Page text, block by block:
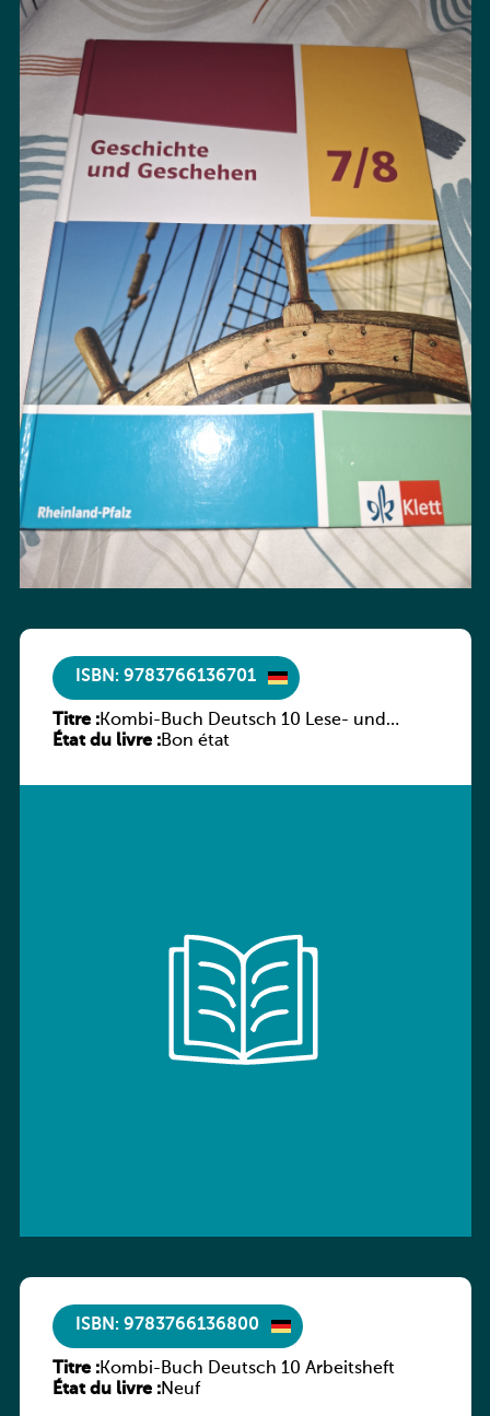
ISBN: 9783766136701
Titre :Kombi-Buch Deutsch 10 Lese- und
Sprachbuch
État du livre :Bon état
ISBN: 9783766136800
Titre :Kombi-Buch Deutsch 10 Arbeitsheft
État du livre :Neuf